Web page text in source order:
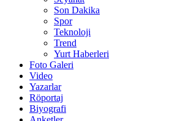
Son Dakika
Spor
Teknoloji
Trend
Yurt Haberleri
Foto Galeri
Video
Yazarlar
Röportaj
Biyografi